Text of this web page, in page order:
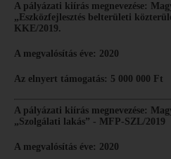
A pályázati kiírás megnevezése:
„Eszközfejlesztés belterületi
KKE/2019.
A megvalósítás éve: 2020
Az elnyert támogatás: 5 000 000 Ft
A pályázati kiírás megnevezése:
„Szolgálati lakás” - MFP-SZL/2019
A megvalósítás éve: 2020